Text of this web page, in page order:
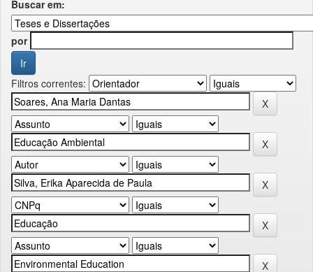
Buscar em:
por
Filtros correntes: